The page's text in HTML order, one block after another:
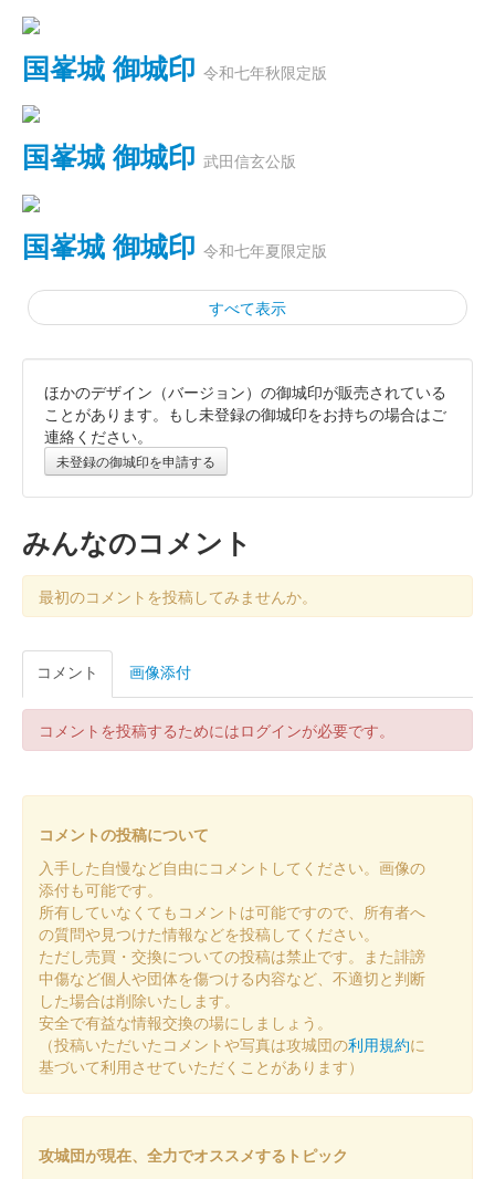
国峯城 御城印 令和七年秋限定版
国峯城 御城印 武田信玄公版
国峯城 御城印 令和七年夏限定版
すべて表示
国峯城 御城印 めんこいガールズ夏限定版
国峯城 御城印 春限定版
国峯城 御城印
国峯城 御城印
国峯城 御城印
文字はぐんま特使でお習字アイドルのめんこいガールズさんが担
国峯城 御城印 冬限定版
国峯城 御城印 令和五年秋の七草限定版
秋の七草のイラストを使用した御城印。国峯城はハギ。
国峯城 御城印 令和五年夏限定版
ほかのデザイン（バージョン）の御城印が販売されている
ことがあります。もし未登録の御城印をお持ちの場合はご
連絡ください。
未登録の御城印を申請する
みんなのコメント
最初のコメントを投稿してみませんか。
コメント 画像添付
コメントを投稿するためにはログインが必要です。
コメントの投稿について
入手した自慢など自由にコメントしてください。画像の
添付も可能です。
所有していなくてもコメントは可能ですので、所有者へ
の質問や見つけた情報などを投稿してください。
ただし売買・交換についての投稿は禁止です。また誹謗
中傷など個人や団体を傷つける内容など、不適切と判断
した場合は削除いたします。
安全で有益な情報交換の場にしましょう。
（投稿いただいたコメントや写真は攻城団の利用規約に
基づいて利用させていただくことがあります）
攻城団が現在、全力でオススメするトピック